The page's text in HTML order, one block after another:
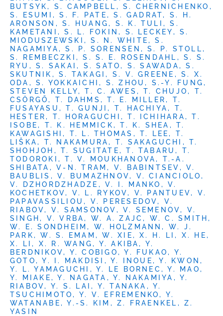
BUTSYK, S. CAMPBELL, S. CHERNICHENKO,
S. ESUMI, S. F. PATE, S. GADRAT, S. H.
ARONSON, S. HUANG, S. K. TULI, S.
KAMETANI, S. L. FOKIN, S. LECKEY, S.
MIODUSZEWSKI, S. N. WHITE, S.
NAGAMIYA, S. P. SORENSEN, S. P. STOLL,
S. REMBECZKI, S. S. E. ROSENDAHL, S. S.
RYU, S. SAKAI, S. SATO, S. SAWADA, S.
SKUTNIK, S. TAKAGI, S. V. GREENE, S. X.
ODA, S. YOKKAICHI, S. ZHOU, S.-Y. FUNG,
STEVEN KELLY, T. C. AWES, T. CHUJO, T.
CSÖRGŐ, T. DAHMS, T. E. MILLER, T.
FUSAYASU, T. GUNJI, T. HACHIYA, T.
HESTER, T. HORAGUCHI, T. ICHIHARA, T.
ISOBE, T. K. HEMMICK, T. K. SHEA, T.
KAWAGISHI, T. L. THOMAS, T. LEE, T.
LIŠKA, T. NAKAMURA, T. SAKAGUCHI, T.
SHOHJOH, T. SUGITATE, T. TABARU, T.
TODOROKI, T. V. MOUKHANOVA, T.-A.
SHIBATA, V-N. TRAM, V. BABINTSEV, V.
BAUBLIS, V. BUMAZHNOV, V. CIANCIOLO,
V. DZHORDZHADZE, V. I. MANKO, V.
KOCHETKOV, V. L. RYKOV, V. PANTUEV, V.
PAPAVASSILIOU, V. PERESEDOV, V.
RIABOV, V. SAMSONOV, V. SEMENOV, V.
SINGH, V. VRBA, W. A. ZAJC, W. C. SMITH,
W. E. SONDHEIM, W. HOLZMANN, W. J.
PARK, W. S. EMAM, W. XIE, X. H. LI, X. HE,
X. LI, X. R. WANG, Y. AKIBA, Y.
BERDNIKOV, Y. COBIGO, Y. FUKAO, Y.
GOTO, Y. I. MAKDISI, Y. INOUE, Y. KWON,
Y. L. YAMAGUCHI, Y. LE BORNEC, Y. MAO,
Y. MIAKE, Y. NAGATA, Y. NAKAMIYA, Y.
RIABOV, Y. S. LAI, Y. TANAKA, Y.
TSUCHIMOTO, Y. V. EFREMENKO, Y.
WATANABE, Y.-S. KIM, Z. FRAENKEL, Z.
YASIN